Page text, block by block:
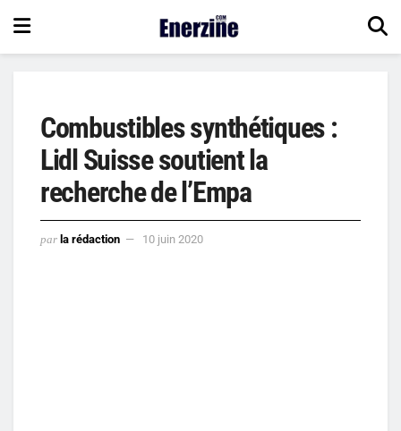
Combustibles synthétiques :
Lidl Suisse soutient la
recherche de l’Empa
par la rédaction 10 juin 2020